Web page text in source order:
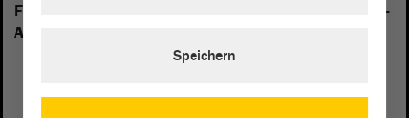
Folgende Fraktionen sind im Landtag von Sachsen-
Anhalt vertreten:
Speichern